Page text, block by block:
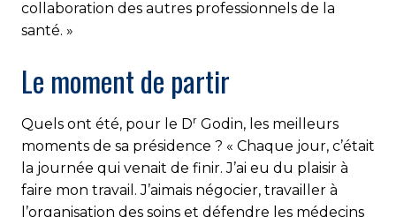
collaboration des autres professionnels de la
santé. »
Le moment de partir
Quels ont été, pour le Dr Godin, les meilleurs
moments de sa présidence ? « Chaque jour, c’était
la journée qui venait de finir. J’ai eu du plaisir à
faire mon travail. J’aimais négocier, travailler à
l’organisation des soins et défendre les médecins